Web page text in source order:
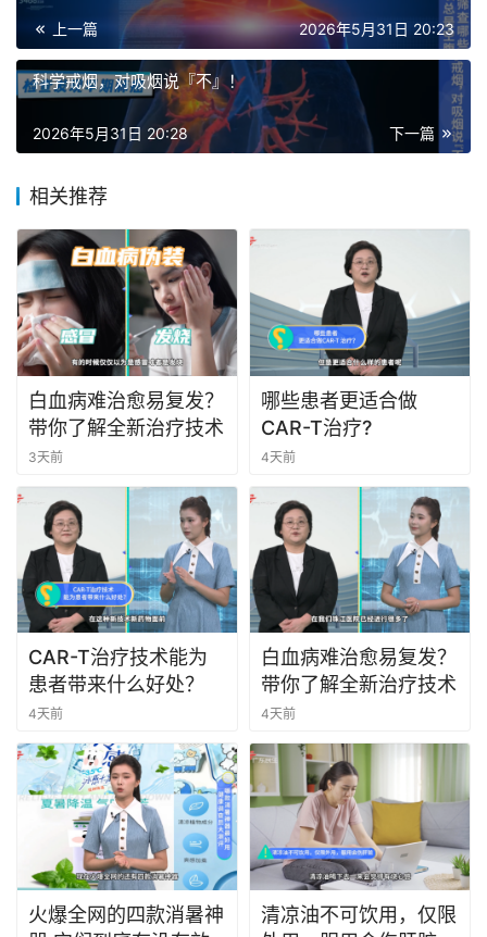
上一篇 2026年5月31日 20:23
科学戒烟，对吸烟说『不』！
下一篇
2026年5月31日 20:28
相关推荐
白血病难治愈易复发？
带你了解全新治疗技术
3天前
哪些患者更适合做
CAR-T治疗?
4天前
CAR-T治疗技术能为
患者带来什么好处？
4天前
白血病难治愈易复发？
带你了解全新治疗技术
4天前
火爆全网的四款消暑神
清凉油不可饮用，仅限